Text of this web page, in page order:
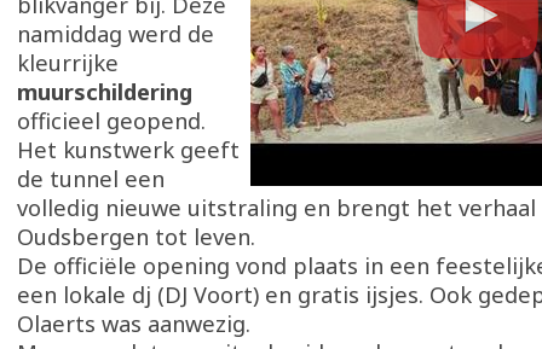
namiddag werd de
kleurrijke
muurschildering
officieel geopend.
Het kunstwerk geeft
de tunnel een
volledig nieuwe uitstraling en brengt het verhaal
Oudsbergen tot leven.
De officiële opening vond plaats in een
een lokale dj (DJ Voort) en gratis ijsjes. Ook
Olaerts was aanwezig.